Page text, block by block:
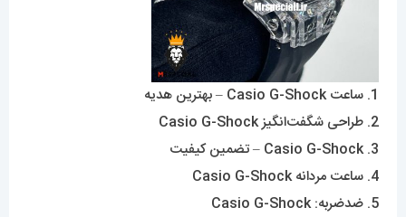
1. ساعت Casio G-Shock – بهترین هدیه
2. طراحی شگفت‌انگیز Casio G-Shock
3. Casio G-Shock – تضمین کیفیت
4. ساعت مردانه Casio G-Shock
5. ضدضربه: Casio G-Shock